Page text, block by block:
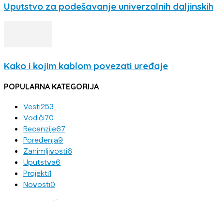
Uputstvo za podešavanje univerzalnih daljinskih
Kako i kojim kablom povezati uređaje
POPULARNA KATEGORIJA
Vesti253
Vodiči70
Recenzije67
Poređenja9
Zanimljivosti6
Uputstva6
Projekti1
Novosti0